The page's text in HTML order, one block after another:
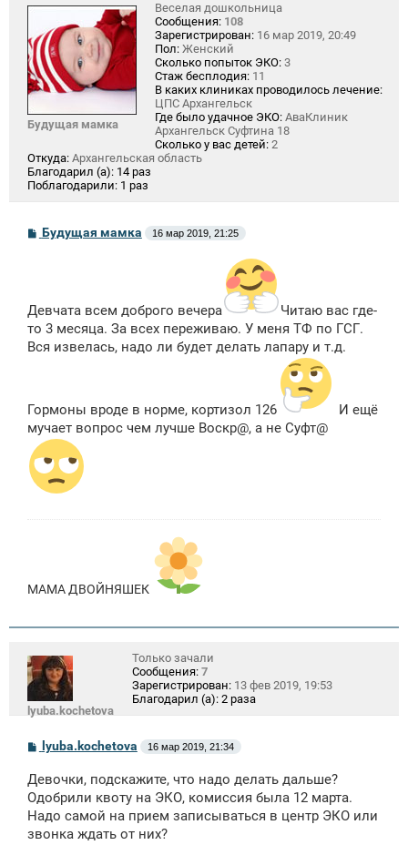
Будущая мамка
Веселая дошкольница
Сообщения: 108
Зарегистрирован: 16 мар 2019, 20:49
Пол: Женский
Сколько попыток ЭКО: 3
Стаж бесплодия: 11
В каких клиниках проводилось лечение:
ЦПС Архангельск
Где было удачное ЭКО: АваКлиник
Архангельск Суфтина 18
Сколько у вас детей: 2
Откуда: Архангельская область
Благодарил (а): 14 раз
Поблагодарили: 1 раз
С
н
е
Будущая мамка 16 мар 2019, 21:25
Девчата всем доброго вечера
Читаю вас где-
то 3 месяца. За всех переживаю. У меня ТФ по ГСГ.
Вся извелась, надо ли будет делать лапару и т.д.
Гормоны вроде в норме, кортизол 126
И ещё
мучает вопрос чем лучше Воскр@, а не Суфт@
МАМА ДВОЙНЯШЕК
lyuba.kochetova
Только зачали
Сообщения: 7
Зарегистрирован: 13 фев 2019, 19:53
Благодарил (а): 2 раза
С
б
щ
е
н
и
lyuba.kochetova 16 мар 2019, 21:34
Девочки, подскажите, что надо делать дальше?
Одобрили квоту на ЭКО, комиссия была 12 марта.
Надо самой на прием записываться в центр ЭКО или
звонка ждать от них?